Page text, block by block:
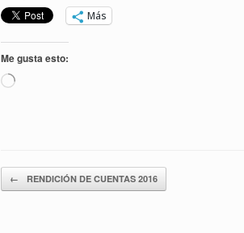
Más
Me gusta esto:
Cargando...
Navegador de artículos
← RENDICIÓN DE CUENTAS 2016